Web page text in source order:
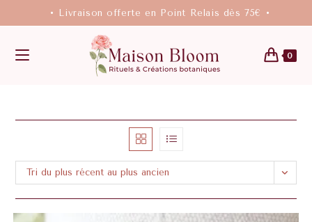
• Livraison offerte en Point Relais dès 75€ •
0
Tri du plus récent au plus ancien